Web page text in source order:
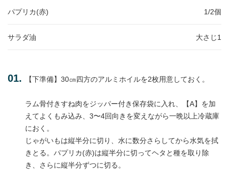
パプリカ(赤) 1/2個
サラダ油 大さじ1
【下準備】30㎝四方のアルミホイルを2枚用意しておく。
ラム骨付きすね肉をジッパー付き保存袋に入れ、【A】を加
えてよくもみ込み、3〜4回向きを変えながら一晩以上冷蔵庫
におく。
じゃがいもは縦半分に切り、水に数分さらしてから水気を拭
きとる。パプリカ(赤)は縦半分に切ってヘタと種を取り除
き、さらに縦半分ずつに切る。